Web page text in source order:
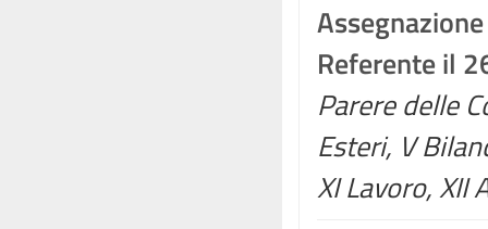
Assegnazione
Referente il
Parere delle
Esteri, V
XI Lavoro, XII